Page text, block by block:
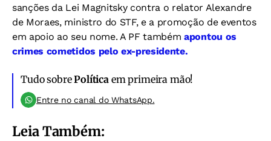
sanções da Lei Magnitsky contra o relator Alexandre
de Moraes, ministro do STF, e a promoção de eventos
em apoio ao seu nome. A PF também apontou os
crimes cometidos pelo ex-presidente.
Tudo sobrePolíticaem primeira mão!
Entre no canal do WhatsApp.
Leia Também: